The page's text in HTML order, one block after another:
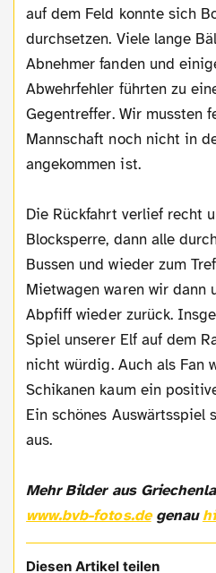
auf dem Feld konnte sich
durchsetzen. Viele lange
Abnehmer fanden und
Abwehrfehler führten zu
Gegentreffer. Wir mussten
Mannschaft noch nicht in
angekommen ist.
Die Rückfahrt verlief recht
Blocksperre, dann alle
Bussen und wieder zum
Mietwagen waren wir dann
Abpfiff wieder zurück.
Spiel unserer Elf auf dem
nicht würdig. Auch als Fan
Schikanen kaum ein
Ein schönes
aus.
Mehr Bilder aus
www.bvb-fotos.degenau
Diesen Artikel teilen